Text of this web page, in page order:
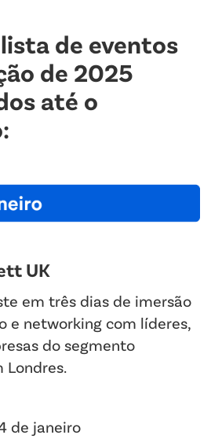
de eventos
de 2025
até o
UK
em três dias de imersão
e networking com líderes,
do segmento
Londres.
de janeiro